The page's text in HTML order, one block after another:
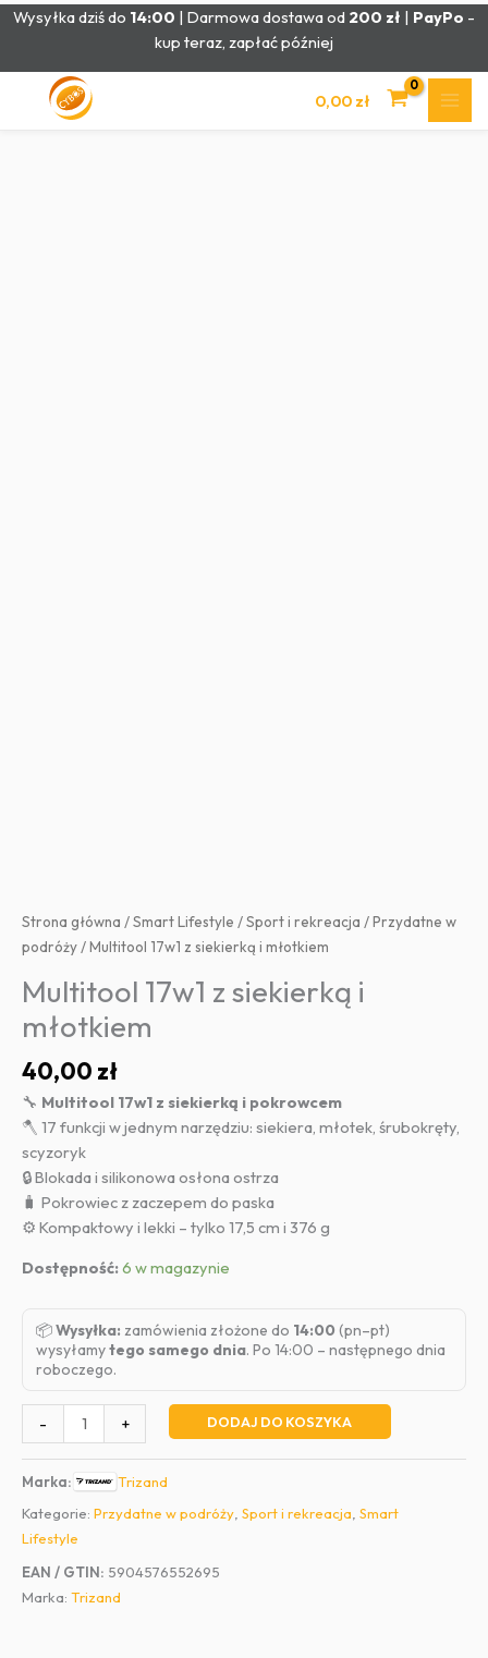
Przejdź
Wysyłka dziś do 14:00 | Darmowa dostawa od 200 zł | PayPo -
kup teraz, zapłać później
0,00 zł
Strona główna /Smart Lifestyle /Sport i rekreacja /Przydatne w
podróży / Multitool 17w1 z siekierką i młotkiem
Multitool 17w1 z siekierką i
młotkiem
40,00 zł
🔧 Multitool 17w1 z siekierką i pokrowcem
🪓 17 funkcji w jednym narzędziu: siekiera, młotek, śrubokręty,
scyzoryk
🔒 Blokada i silikonowa osłona ostrza
🧳 Pokrowiec z zaczepem do paska
⚙️ Kompaktowy i lekki – tylko 17,5 cm i 376 g
Dostępność:6 w magazynie
📦Wysyłka: zamówienia złożone do 14:00 (pn–pt)
wysyłamytego samego dnia. Po 14:00 – następnego dnia
roboczego.
-
Multitool
17w1
z
siekierką
i
młotkiem
+ DODAJ DO KOSZYKA
Marka:
Trizand
Kategorie: Przydatne w podróży Sport i rekreacja Smart
Lifestyle
EAN / GTIN: 5904576552695
Marka: Trizand